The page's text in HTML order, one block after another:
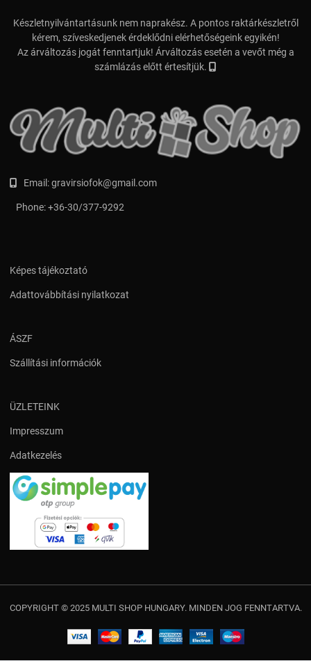
Készletnyilvántartásunk nem naprakész. A pontos raktárkészletről
kérem, szíveskedjenek érdeklődni elérhetőségeink egyikén!
Az árváltozás jogát fenntartjuk! Árváltozás esetén a vevőt még a
számlázás előtt értesítjük.
Email:gravirsiofok@gmail.com
Phone:+36-30/377-9292
Képes tájékoztató
Adattovábbítási nyilatkozat
ÁSZF
Szállítási információk
ÜZLETEINK
Impresszum
Adatkezelés
COPYRIGHT © 2025 MULTI SHOP HUNGARY. MINDEN JOG FENNTARTVA.